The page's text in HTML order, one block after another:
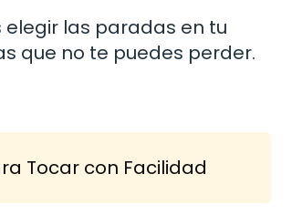
elegir las paradas en tu
que no te puedes perder.
Tocar con Facilidad